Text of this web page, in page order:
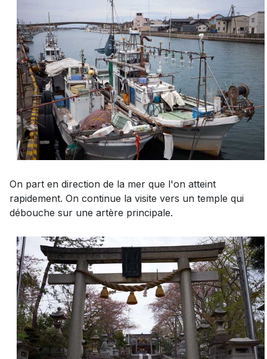
On part en direction de la mer que l'on atteint
rapidement. On continue la visite vers un temple qui
débouche sur une artère principale.